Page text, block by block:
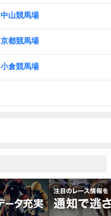
中山競馬場
京都競馬場
小倉競馬場